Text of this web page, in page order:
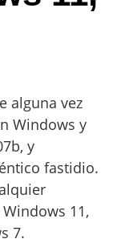
alguna vez
Windows y
y
fastidio.
11,
7.